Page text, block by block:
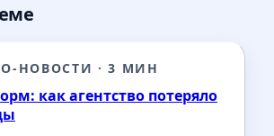
НОВОСТИ · 3 МИН
как агентство потеряло